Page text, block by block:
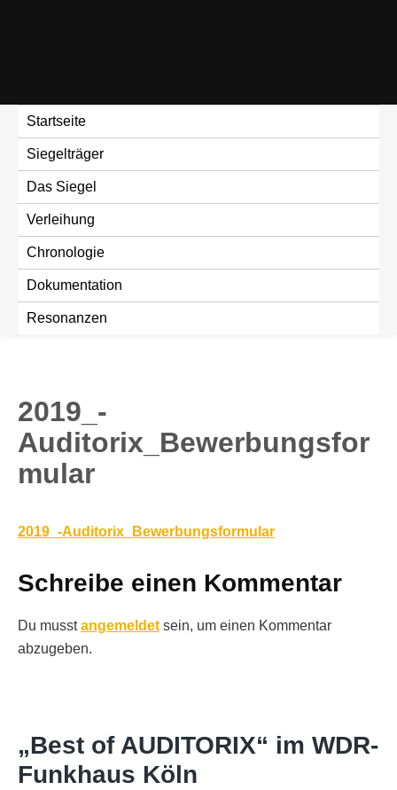
Startseite
Siegelträger
Das Siegel
Verleihung
Chronologie
Dokumentation
Resonanzen
2019_-
Auditorix_Bewerbungsfor
mular
2019_-Auditorix_Bewerbungsformular
Schreibe einen Kommentar
Du musstangemeldet sein, um einen Kommentar
abzugeben.
„Best of AUDITORIX“ im WDR-
Funkhaus Köln